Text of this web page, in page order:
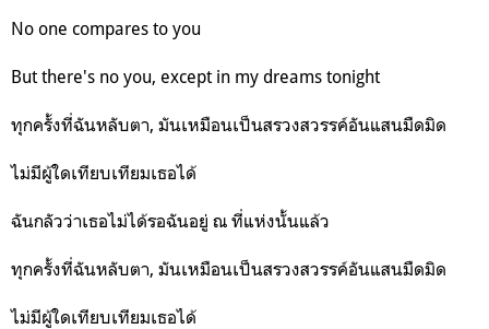
No one compares to you
But there's no you, except in my dreams tonight
ทุกครั้งที่ฉันหลับตา, มันเหมือนเป็นสรวงสวรรค์อันแสนมืดมิด
ไม่มีผู้ใดเทียบเทียมเธอได้
ฉันกลัวว่าเธอไม่ได้รอฉันอยู่ ณ ที่แห่งนั้นแล้ว
ทุกครั้งที่ฉันหลับตา, มันเหมือนเป็นสรวงสวรรค์อันแสนมืดมิด
ไม่มีผู้ใดเทียบเทียมเธอได้